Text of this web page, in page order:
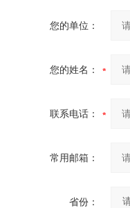
您的单位：
您的姓名：
联系电话：
常用邮箱：
省份：